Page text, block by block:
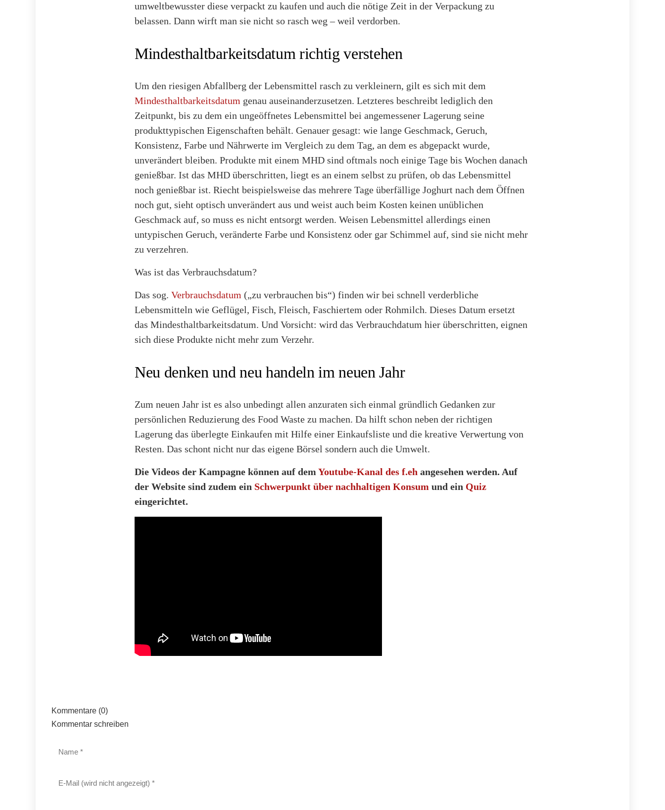
umweltbewusster diese verpackt zu kaufen und auch die nötige Zeit in der Verpackung zu
belassen. Dann wirft man sie nicht so rasch weg – weil verdorben.
Mindesthaltbarkeitsdatum richtig verstehen
Um den riesigen Abfallberg der Lebensmittel rasch zu verkleinern, gilt es sich mit dem
Mindesthaltbarkeitsdatum genau auseinanderzusetzen. Letzteres beschreibt lediglich den
Zeitpunkt, bis zu dem ein ungeöffnetes Lebensmittel bei angemessener Lagerung seine
produkttypischen Eigenschaften behält. Genauer gesagt: wie lange Geschmack, Geruch,
Konsistenz, Farbe und Nährwerte im Vergleich zu dem Tag, an dem es abgepackt wurde,
unverändert bleiben. Produkte mit einem MHD sind oftmals noch einige Tage bis Wochen danach
genießbar. Ist das MHD überschritten, liegt es an einem selbst zu prüfen, ob das Lebensmittel
noch genießbar ist. Riecht beispielsweise das mehrere Tage überfällige Joghurt nach dem Öffnen
noch gut, sieht optisch unverändert aus und weist auch beim Kosten keinen unüblichen
Geschmack auf, so muss es nicht entsorgt werden. Weisen Lebensmittel allerdings einen
untypischen Geruch, veränderte Farbe und Konsistenz oder gar Schimmel auf, sind sie nicht mehr
zu verzehren.
Was ist das Verbrauchsdatum?
Das sog. Verbrauchsdatum („zu verbrauchen bis“) finden wir bei schnell verderbliche
Lebensmitteln wie Geflügel, Fisch, Fleisch, Faschiertem oder Rohmilch. Dieses Datum ersetzt
das Mindesthaltbarkeitsdatum. Und Vorsicht: wird das Verbrauchdatum hier überschritten, eignen
sich diese Produkte nicht mehr zum Verzehr.
Neu denken und neu handeln im neuen Jahr
Zum neuen Jahr ist es also unbedingt allen anzuraten sich einmal gründlich Gedanken zur
persönlichen Reduzierung des Food Waste zu machen. Da hilft schon neben der richtigen
Lagerung das überlegte Einkaufen mit Hilfe einer Einkaufsliste und die kreative Verwertung von
Resten. Das schont nicht nur das eigene Börsel sondern auch die Umwelt.
Die Videos der Kampagne können auf demYoutube-Kanal des f.eh angesehen werden. Auf
der Website sind zudem ein Schwerpunkt über nachhaltigen Konsum und ein Quiz
eingerichtet.
Kommentare (0)
Kommentar schreiben